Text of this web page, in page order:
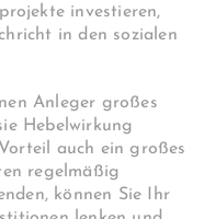
investieren,
in den sozialen
Anleger großes
Hebelwirkung
auch ein großes
regelmäßig
können Sie Ihr